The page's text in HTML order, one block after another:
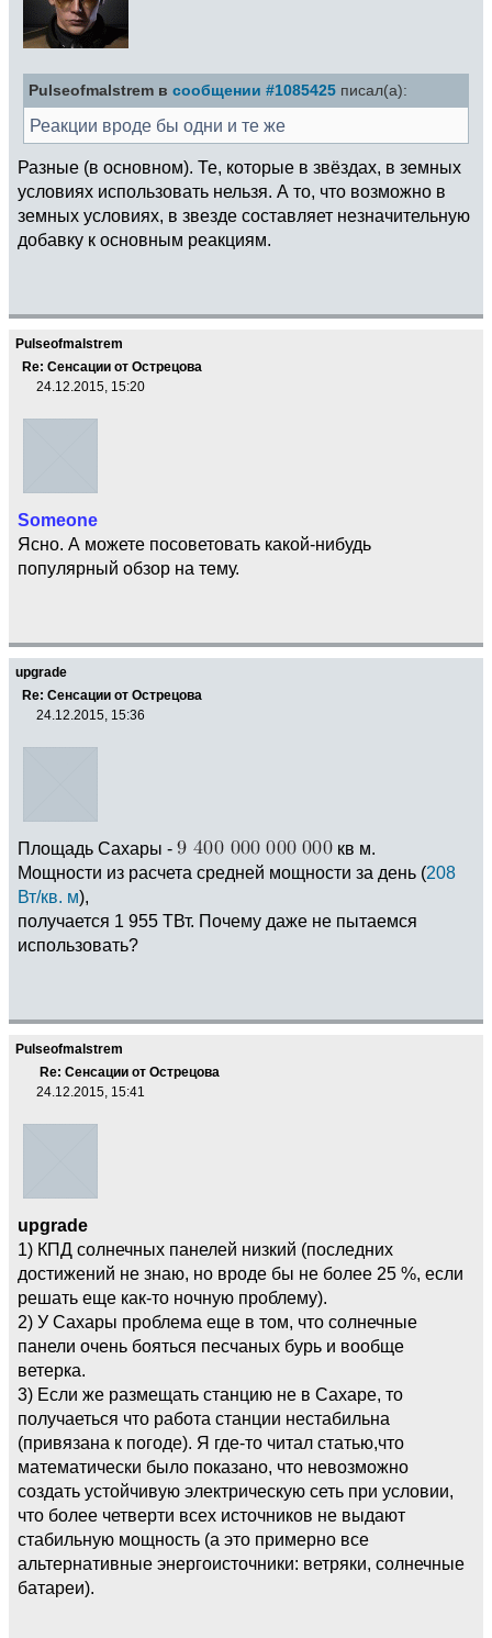
Pulseofmalstrem в сообщении #1085425 писал(а):
Реакции вроде бы одни и те же
Разные (в основном). Те, которые в звёздах, в земных
условиях использовать нельзя. А то, что возможно в
земных условиях, в звезде составляет незначительную
добавку к основным реакциям.
Pulseofmalstrem
Re: Сенсации от Острецова
24.12.2015, 15:20
Someone
Ясно. А можете посоветовать какой-нибудь
популярный обзор на тему.
upgrade
Re: Сенсации от Острецова
24.12.2015, 15:36
Площадь Сахары -
кв м.
Мощности из расчета средней мощности за день (208
Вт/кв. м),
получается 1 955 ТВт. Почему даже не пытаемся
использовать?
Pulseofmalstrem
Re: Сенсации от Острецова
24.12.2015, 15:41
upgrade
1) КПД солнечных панелей низкий (последних
достижений не знаю, но вроде бы не более 25 %, если
решать еще как-то ночную проблему).
2) У Сахары проблема еще в том, что солнечные
панели очень бояться песчаных бурь и вообще
ветерка.
3) Если же размещать станцию не в Сахаре, то
получаеться что работа станции нестабильна
(привязана к погоде). Я где-то читал статью,что
математически было показано, что невозможно
создать устойчивую электрическую сеть при условии,
что более четверти всех источников не выдают
стабильную мощность (а это примерно все
альтернативные энергоисточники: ветряки, солнечные
батареи).